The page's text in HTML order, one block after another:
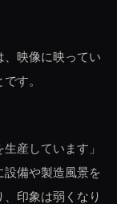
映像に映ってい
す。
産しています」
設備や製造風景を
印象は弱くなり